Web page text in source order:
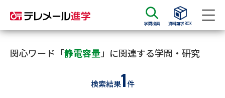
学問検索 資料請求BOX
資料請求 資料検索
大学・短大の資料種類から請求
関心ワード「静電容量」に関連する学問・研究
検索結果1件